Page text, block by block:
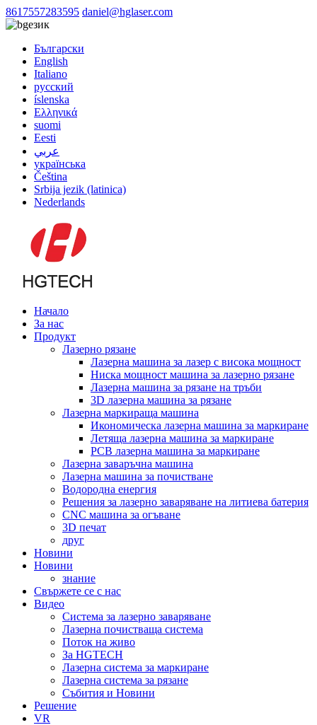
8617557283595 daniel@hglaser.com
език
Български
English
Italiano
русский
íslenska
Ελληνικά
suomi
Eesti
عربي
українська
Čeština
Srbija jezik (latinica)
Nederlands
Начало
За нас
Продукт
Лазерно рязане
Лазерна машина за лазер с висока мощност
Ниска мощност машина за лазерно рязане
Лазерна машина за рязане на тръби
3D лазерна машина за рязане
Лазерна маркираща машина
Икономическа лазерна машина за маркиране
Летяща лазерна машина за маркиране
PCB лазерна машина за маркиране
Лазерна заваръчна машина
Лазерна машина за почистване
Водородна енергия
Решения за лазерно заваряване на литиева батерия
CNC машина за огъване
3D печат
друг
Новини
Новини
знание
Свържете се с нас
Видео
Система за лазерно заваряване
Лазерна почистваща система
Поток на живо
За HGTECH
Лазерна система за маркиране
Лазерна система за рязане
Събития и Новини
Решение
VR